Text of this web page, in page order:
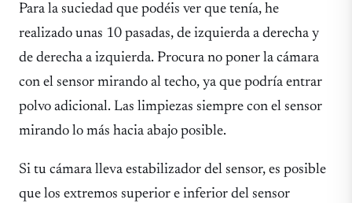
Para la suciedad que podéis ver que tenía, he
realizado unas 10 pasadas, de izquierda a derecha y
de derecha a izquierda. Procura no poner la cámara
con el sensor mirando al techo, ya que podría entrar
polvo adicional. Las limpiezas siempre con el sensor
mirando lo más hacia abajo posible.
Si tu cámara lleva estabilizador del sensor, es posible
que los extremos superior e inferior del sensor